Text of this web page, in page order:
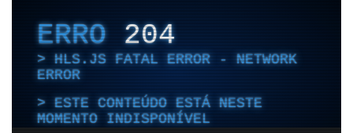
ERRO204
HLS.JS FATAL ERROR - NETWORK
ERROR
ESTE CONTEÚDO ESTÁ NESTE
MOMENTO INDISPONÍVEL